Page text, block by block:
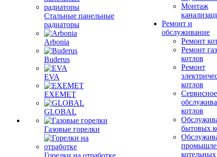
Стальные панельные
радиаторы
Arbonia
Buderus
EVA
EXEMET
GLOBAL
Газовые горелки
Горелки на отработке
Монтаж
Ремонт и
обслуживание
Ремонт
Ремонт
котлов
Ремонт
котлов
Сервисное
котлов
бытовых
котельных